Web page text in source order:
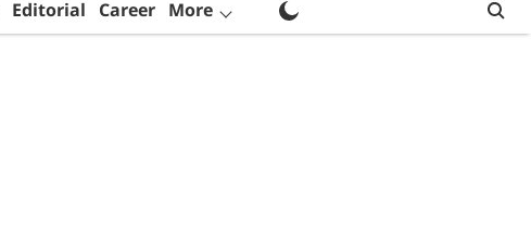
Editorial Career More